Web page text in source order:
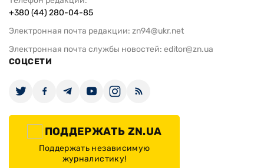
+380 (44) 280-04-85
Электронная почта редакции: zn94@ukr.net
Электронная почта службы новостей: editor@zn.ua
СОЦСЕТИ
ПОДДЕРЖАТЬ ZN.UA
Поддержать независимую
журналистику!